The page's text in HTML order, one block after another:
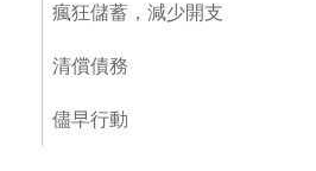
瘋狂儲蓄，減少開支
清償債務
儘早行動